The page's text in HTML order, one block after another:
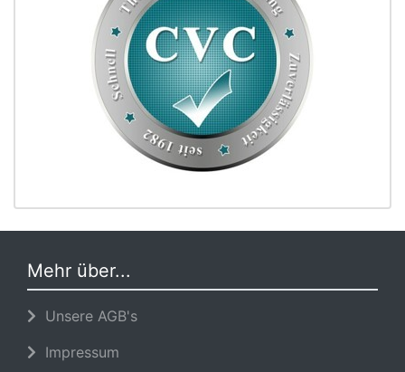
Mehr über...
Unsere AGB's
Impressum